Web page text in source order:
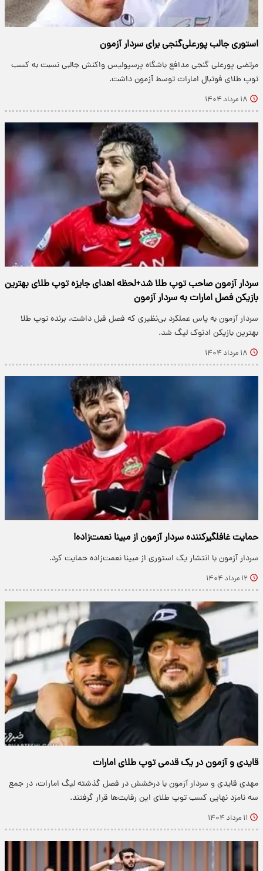
استوری جالب پورعلی‌گنجی برای سردار آزمون
مرتضی پورعلی گنجی مدافع باشگاه پرسپولیس واکنش جالبی نسبت به کسب
توپ طلای فوتبال امارات توسط آزمون داشت.
۱۸ مرداد ۱۴۰۴
سردار آزمون صاحب توپ طلا شد+لحظه اهدای جایزه توپ طلای بهترین
بازیکن فصل امارات به سردار آزمون
سردار آزمون به پاس عملکرد بی‌نظیری که فصل قبل داشت، برنده توپ طلا
بهترین بازیکن ادنوک لیگ شد.
۱۸ مرداد ۱۴۰۴
حمایت غافلگیرکننده سردار آزمون از مبینا نعمت‌زاده!
سردار آزمون با انتشار یک استوری از مبینا نعمت‌زاده حمایت کرد.
۱۲ مرداد ۱۴۰۴
قایدی و آزمون در یک قدمی توپ طلای امارات
مهدی قایدی و سردار آزمون با درخشش در فصل گذشته لیگ امارات، در جمع
سه نامزد نهایی کسب توپ طلای این رقابت‌ها قرار گرفتند.
۱۱ مرداد ۱۴۰۴